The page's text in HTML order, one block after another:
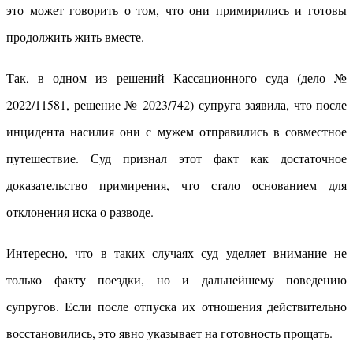
это может говорить о том, что они примирились и готовы
продолжить жить вместе.
Так, в одном из решений Кассационного суда (дело №
2022/11581, решение № 2023/742) супруга заявила, что после
инцидента насилия они с мужем отправились в совместное
путешествие. Суд признал этот факт как достаточное
доказательство примирения, что стало основанием для
отклонения иска о разводе.
Интересно, что в таких случаях суд уделяет внимание не
только факту поездки, но и дальнейшему поведению
супругов. Если после отпуска их отношения действительно
восстановились, это явно указывает на готовность прощать.